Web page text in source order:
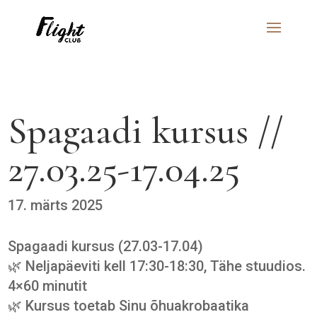
Spagaadi kursus //
27.03.25-17.04.25
17. märts 2025
Spagaadi kursus (27.03-17.04)
🌿 Neljapäeviti kell 17:30-18:30, Tähe stuudios.
4×60 minutit
🌿 Kursus toetab Sinu õhuakrobaatika